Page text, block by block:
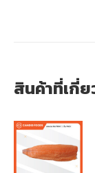
สินค้าที่เกี่